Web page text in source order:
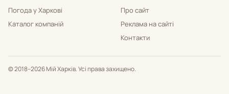
Погода у Харкові
Каталог компаній
Про сайт
Реклама на сайті
Контакти
© 2018–2026 Мій Харків. Усі права захищено.